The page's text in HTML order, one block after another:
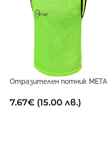
Отразителен потник META
7.67€ (15.00 лв.)